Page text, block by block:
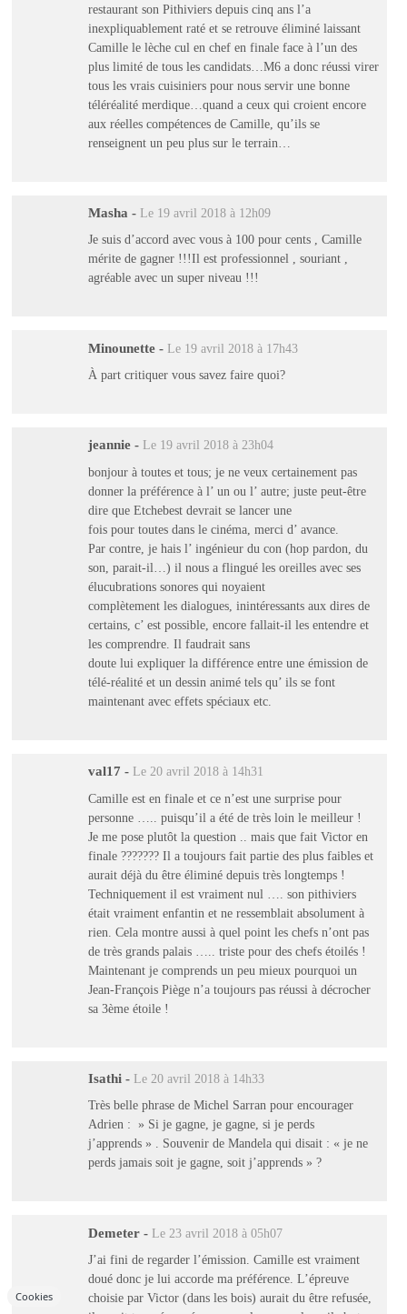
restaurant son Pithiviers depuis cinq ans l’a
inexpliquablement raté et se retrouve éliminé laissant
Camille le lèche cul en chef en finale face à l’un des
plus limité de tous les candidats…M6 a donc réussi virer
tous les vrais cuisiniers pour nous servir une bonne
téléréalité merdique…quand a ceux qui croient encore
aux réelles compétences de Camille, qu’ils se
renseignent un peu plus sur le terrain…
Masha - Le 19 avril 2018 à 12h09
Je suis d’accord avec vous à 100 pour cents , Camille
mérite de gagner !!!Il est professionnel , souriant ,
agréable avec un super niveau !!!
Minounette - Le 19 avril 2018 à 17h43
À part critiquer vous savez faire quoi?
jeannie - Le 19 avril 2018 à 23h04
bonjour à toutes et tous; je ne veux certainement pas
donner la préférence à l’ un ou l’ autre; juste peut-être
dire que Etchebest devrait se lancer une
fois pour toutes dans le cinéma, merci d’ avance.
Par contre, je hais l’ ingénieur du con (hop pardon, du
son, parait-il…) il nous a flingué les oreilles avec ses
élucubrations sonores qui noyaient
complètement les dialogues, inintéressants aux dires de
certains, c’ est possible, encore fallait-il les entendre et
les comprendre. Il faudrait sans
doute lui expliquer la différence entre une émission de
télé-réalité et un dessin animé tels qu’ ils se font
maintenant avec effets spéciaux etc.
val17 - Le 20 avril 2018 à 14h31
Camille est en finale et ce n’est une surprise pour
personne ….. puisqu’il a été de très loin le meilleur !
Je me pose plutôt la question .. mais que fait Victor en
finale ??????? Il a toujours fait partie des plus faibles et
aurait déjà du être éliminé depuis très longtemps !
Techniquement il est vraiment nul …. son pithiviers
était vraiment enfantin et ne ressemblait absolument à
rien. Cela montre aussi à quel point les chefs n’ont pas
de très grands palais ….. triste pour des chefs étoilés !
Maintenant je comprends un peu mieux pourquoi un
Jean-François Piège n’a toujours pas réussi à décrocher
sa 3ème étoile !
Isathi - Le 20 avril 2018 à 14h33
Très belle phrase de Michel Sarran pour encourager
Adrien : » Si je gagne, je gagne, si je perds
j’apprends » . Souvenir de Mandela qui disait : « je ne
perds jamais soit je gagne, soit j’apprends » ?
Demeter - Le 23 avril 2018 à 05h07
J’ai fini de regarder l’émission. Camille est vraiment
doué donc je lui accorde ma préférence. L’épreuve
choisie par Victor (dans les bois) aurait du être refusée,
Cookies